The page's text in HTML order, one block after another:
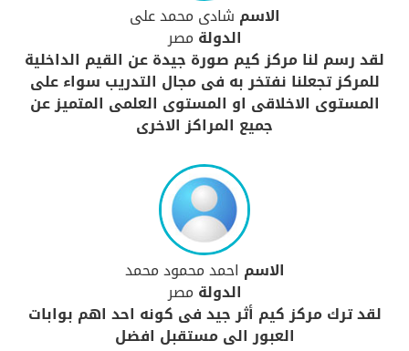
الاسم شادى محمد على
الدولة مصر
لقد رسم لنا مركز كيم صورة جيدة عن القيم الداخلية
للمركز تجعلنا نفتخر به فى مجال التدريب سواء على
المستوى الاخلاقى او المستوى العلمى المتميز عن
جميع المراكز الاخرى
الاسم احمد محمود محمد
الدولة مصر
لقد ترك مركز كيم أثر جيد فى كونه احد اهم بوابات
العبور الى مستقبل افضل